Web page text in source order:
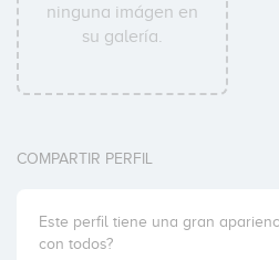
ninguna imágen en
su galería.
COMPARTIR PERFIL
Este perfil tiene una gran
con todos?